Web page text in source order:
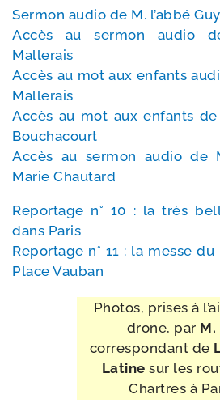
Sermon audio de M. l’ab­bé
Accès au ser­mon audio
Mallerais
Accès au mot aux enfants
Mallerais
Accès au mot aux enfants de
Bouchacourt
Accès au ser­mon audio de
Marie Chautard
Reportage n° 10 : la très
dans Paris
Reportage n° 11 : la messe
Place Vauban
Photos, prises à
drone, par M.
cor­res­pon­dant de
Latine sur les
Chartres à